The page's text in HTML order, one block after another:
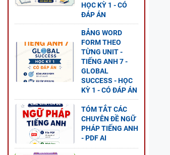
HỌC KỲ 1 - CÓ
ĐÁP ÁN
BẢNG WORD
FORM THEO
TỪNG UNIT -
TIẾNG ANH 7 -
GLOBAL
SUCCESS - HỌC
KỲ 1 - CÓ ĐÁP ÁN
TÓM TẮT CÁC
CHUYÊN ĐỀ NGỮ
PHÁP TIẾNG ANH
- PDF AI